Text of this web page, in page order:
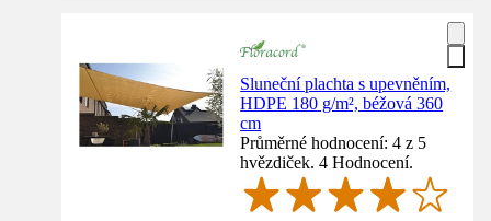
Sluneční plachta s upevněním,
HDPE 180 g/m², béžová 360
cm
Průměrné hodnocení: 4 z 5
hvězdiček. 4 Hodnocení.